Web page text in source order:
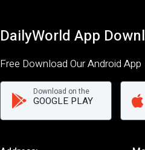
DailyWorld App
Free Download Our Android App
Download on the
GOOGLE PLAY